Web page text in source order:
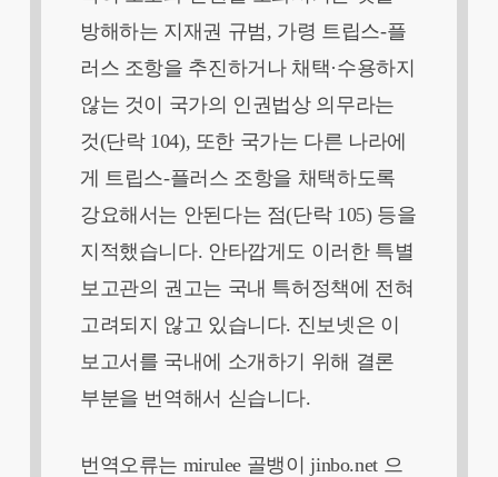
방해하는 지재권 규범, 가령 트립스-플
러스 조항을 추진하거나 채택·수용하지
않는 것이 국가의 인권법상 의무라는
것(단락 104), 또한 국가는 다른 나라에
게 트립스-플러스 조항을 채택하도록
강요해서는 안된다는 점(단락 105) 등을
지적했습니다. 안타깝게도 이러한 특별
보고관의 권고는 국내 특허정책에 전혀
고려되지 않고 있습니다. 진보넷은 이
보고서를 국내에 소개하기 위해 결론
부분을 번역해서 싣습니다.
번역오류는 mirulee 골뱅이 jinbo.net 으